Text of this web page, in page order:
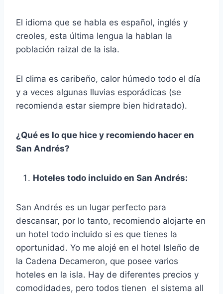
El idioma que se habla es español, inglés y
creoles, esta última lengua la hablan la
población raizal de la isla.
El clima es caribeño, calor húmedo todo el día
y a veces algunas lluvias esporádicas (se
recomienda estar siempre bien hidratado).
¿Qué es lo que hice y recomiendo hacer en
San Andrés?
Hoteles todo incluido en San Andrés:
San Andrés es un lugar perfecto para
descansar, por lo tanto, recomiendo alojarte en
un hotel todo incluido si es que tienes la
oportunidad. Yo me alojé en el hotel Isleño de
la Cadena Decameron, que posee varios
hoteles en la isla. Hay de diferentes precios y
comodidades, pero todos tienen el sistema all